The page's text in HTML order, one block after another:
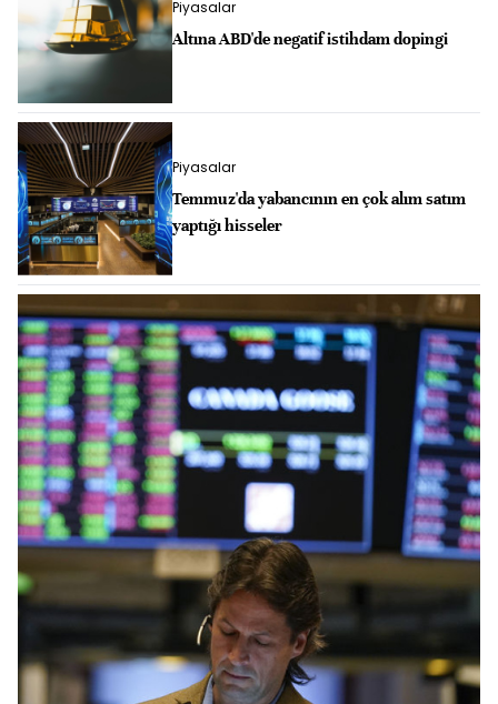
Piyasalar
Altına ABD'de negatif istihdam dopingi
Piyasalar
Temmuz'da yabancının en çok alım satım
yaptığı hisseler